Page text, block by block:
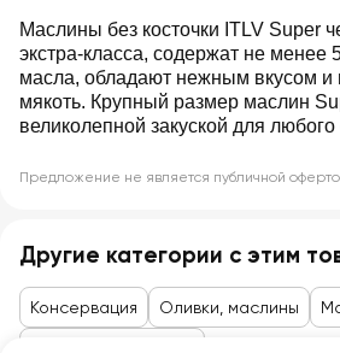
Маслины без косточки ITLV Super
экстра-класса, содержат не менее
масла, обладают нежным вкусом и
мякоть. Крупный размер маслин
великолепной закуской для любого
Предложение не является публичной
Другие категории с этим
Консервация Оливки, маслины